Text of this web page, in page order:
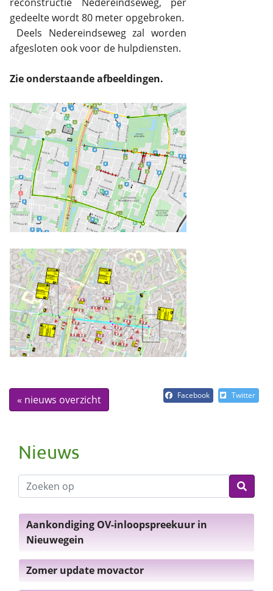
gedeelte wordt 80 meter opgebroken.
Deels Nedereindseweg zal worden
afgesloten ook voor de hulpdiensten.
Zie onderstaande afbeeldingen.
Facebook Twitter
« nieuws overzicht
Nieuws
Aankondiging OV-inloopspreekuur in
Nieuwegein
Zomer update movactor